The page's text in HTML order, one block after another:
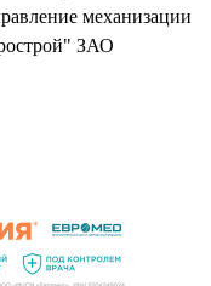
механизации
ЗАО